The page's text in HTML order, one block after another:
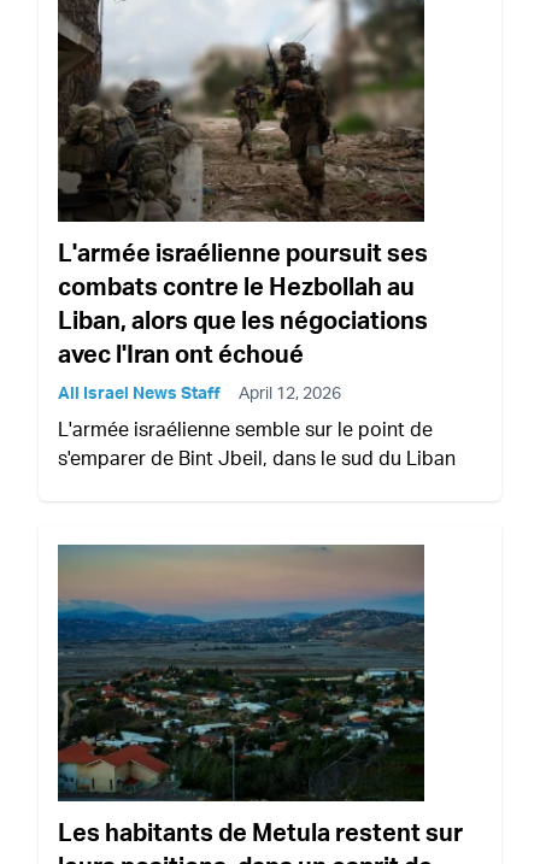
L'armée israélienne poursuit ses
combats contre le Hezbollah au
Liban, alors que les négociations
avec l'Iran ont échoué
All Israel News Staff April 12, 2026
L'armée israélienne semble sur le point de
s'emparer de Bint Jbeil, dans le sud du Liban
Les habitants de Metula restent sur